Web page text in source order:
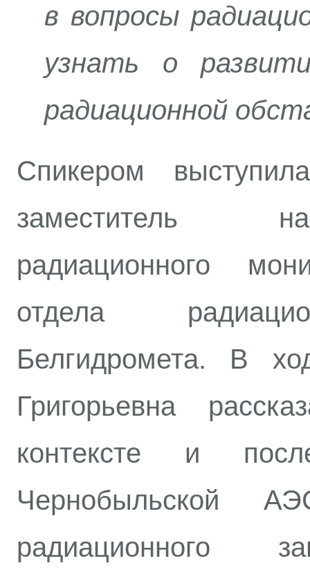
в вопросы
узнать о
радиационной
Спикером
заместитель
радиационного
отдела
Белгидромета. В
Григорьевна
контексте и
Чернобыльской
радиационного